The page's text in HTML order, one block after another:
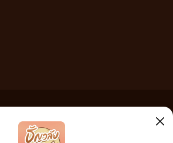
อรับผิดชอบต่อข้อความใดๆ ทั้งสิ้น ดังนั้นผู้อ่านทุกท่านโปรดใช้
อง และหากท่านพบข้อความใดๆ ที่ขัดต่อกฎหมายและศีลธรรม